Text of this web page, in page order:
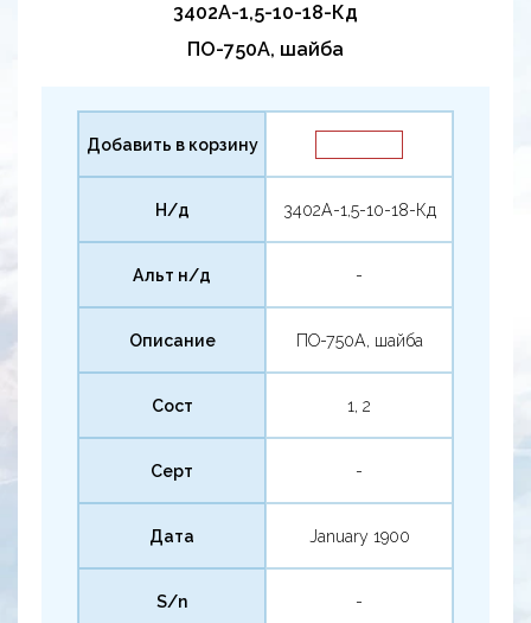
3402А-1,5-10-18-Кд
ПО-750А, шайба
Добавить в корзину
Н/д 3402А-1,5-10-18-Кд
Альт н/д -
Описание ПО-750А, шайба
Сост 1, 2
Серт -
Дата January 1900
S/n -